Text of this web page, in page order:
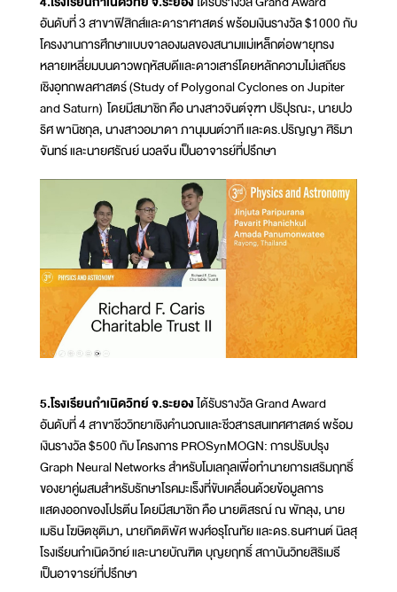
อันดับที่ 3 สาขาฟิสิกส์และดาราศาสตร์ พร้อมเงินรางวัล $1000 กับ
โครงงานการศึกษาแบบจาลองผลของสนามแม่เหล็กต่อพายุทรง
หลายเหลี่ยมบนดาวพฤหัสบดีและดาวเสาร์โดยหลักความไม่เสถียร
เชิงอุทกพลศาสตร์ (Study of Polygonal Cyclones on Jupiter
and Saturn) โดยมีสมาชิก คือ นางสาวจินต์จุฑา ปริปุรณะ, นายปว
ริศ พานิชกุล, นางสาวอมาดา ภานุมนต์วาที และดร.ปริญญา ศิริมา
จันทร์ และนายศรัณย์ นวลจีน เป็นอาจารย์ที่ปรึกษา
5.โรงเรียนกำเนิดวิทย์ จ.ระยองได้รับรางวัล Grand Award
อันดับที่ 4 สาขาชีววิทยาเชิงคำนวณและชีวสารสนเทศศาสตร์ พร้อม
เงินรางวัล $500 กับ โครงการ PROSynMOGN: การปรับปรุง
Graph Neural Networks สำหรับโมเลกุลเพื่อทำนายการเสริมฤทธิ์
ของยาคู่ผสมสำหรับรักษาโรคมะเร็งที่ขับเคลื่อนด้วยข้อมูลการ
แสดงออกของโปรตีน โดยมีสมาชิก คือ นายติสรณ์ ณ พัทลุง, นาย
เมธิน โฆษิตชุติมา, นายกิตติพัศ พงศ์อรุโณทัย และดร.ธนศานต์ นิลสุ
โรงเรียนกำเนิดวิทย์ และนายบัณฑิต บุญยฤทธิ์ สถาบันวิทยสิริเมธี
เป็นอาจารย์ที่ปรึกษา